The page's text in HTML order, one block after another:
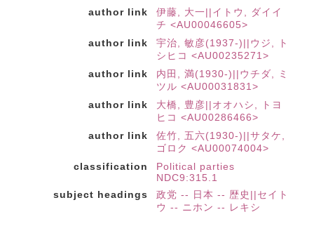
author link
伊藤, 大一||イトウ, ダイイ
チ <AU00046605>
author link
宇治, 敏彦(1937-)||ウジ, ト
シヒコ <AU00235271>
author link
内田, 満(1930-)||ウチダ, ミ
ツル <AU00031831>
author link
大橋, 豊彦||オオハシ, トヨ
ヒコ <AU00286466>
author link
佐竹, 五六(1930-)||サタケ,
ゴロク <AU00074004>
classification
Political parties
NDC9:315.1
subject headings
政党 -- 日本 -- 歴史||セイト
ウ -- ニホン -- レキシ